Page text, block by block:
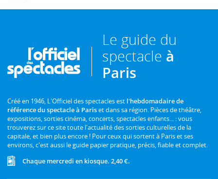
Le guide du
spectacle à
Paris
Créé en 1946, L'Officiel des spectacles est l'hebdomadaire de
référence du spectacle à Pariset dans sa région. Pièces de théâtre,
expositions, sorties cinéma, concerts, spectacles enfants... : vous
trouverez sur ce site toute l'actualité des sorties culturelles de la
capitale, et bien plus encore ! Pour ceux qui sortent à Paris et ses
environs, c'est aussi le guide papier pratique, précis, fiable et complet.
Chaque mercredi en kiosque. 2,40 €.